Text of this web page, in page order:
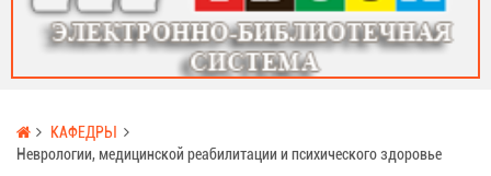
КАФЕДРЫ
Неврологии, медицинской реабилитации и психического здоровье